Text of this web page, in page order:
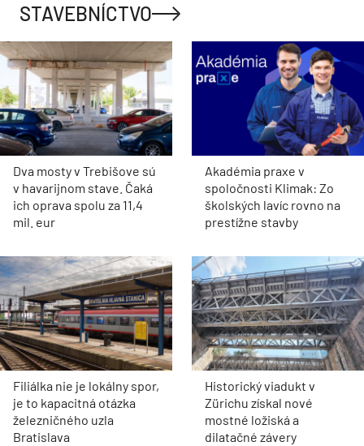
STAVEBNÍCTVO
Dva mosty v Trebišove sú
v havarijnom stave. Čaká
ich oprava spolu za 11,4
mil. eur
Akadémia praxe v
spoločnosti Klimak: Zo
školských lavíc rovno na
prestížne stavby
Filiálka nie je lokálny spor,
je to kapacitná otázka
železničného uzla
Bratislava
Historický viadukt v
Zürichu získal nové
mostné ložiská a
dilatačné závery